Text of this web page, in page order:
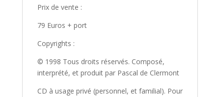
Prix de vente :
79 Euros + port
Copyrights :
© 1998 Tous droits réservés. Composé,
interprété, et produit par Pascal de Clermont
CD à usage privé (personnel, et familial). Pour